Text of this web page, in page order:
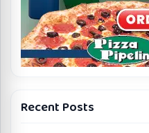
Recent Posts